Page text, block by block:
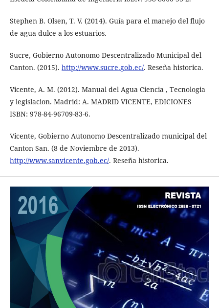
Stephen B. Olsen, T. V. (2014). Guía para el manejo del flujo
de agua dulce a los estuarios.
Sucre, Gobierno Autonomo Descentralizado Municipal del
Canton. (2015). http://www.sucre.gob.ec/. Reseña historica.
Vicente, A. M. (2012). Manual del Agua Ciencia , Tecnologia
y legislacion. Madrid: A. MADRID VICENTE, EDICIONES
ISBN: 978-84-96709-83-6.
Vicente, Gobierno Autonomo Descentralizado municipal del
Canton San. (8 de Noviembre de 2013).
http://www.sanvicente.gob.ec/. Reseña historica.